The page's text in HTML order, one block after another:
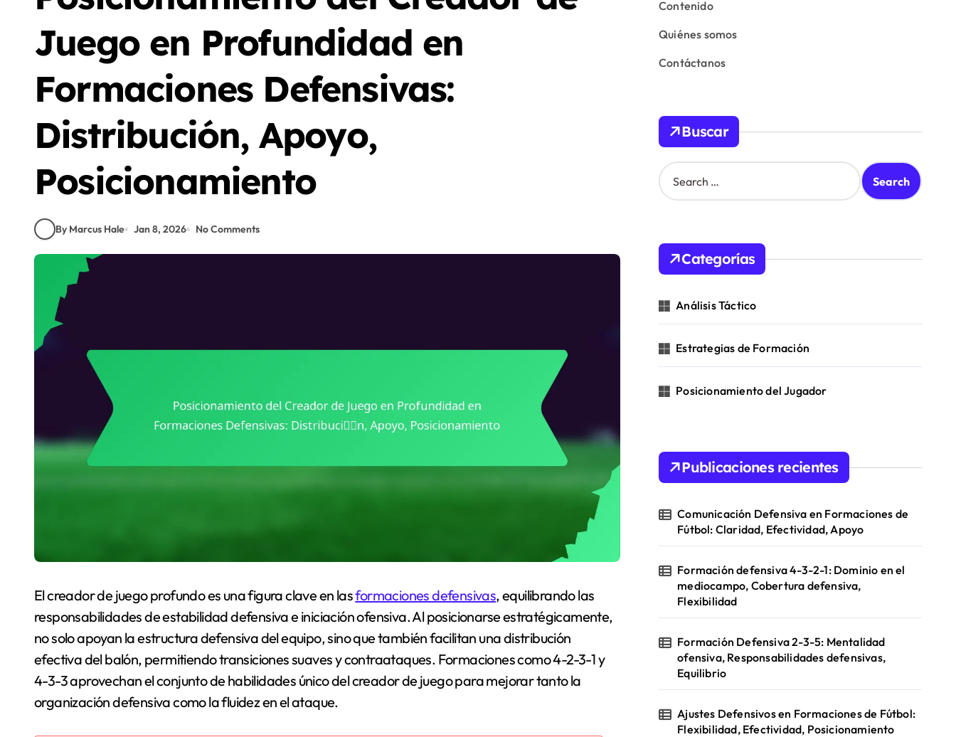
Juego en Profundidad en
Formaciones Defensivas:
Distribución, Apoyo,
Posicionamiento
By Marcus Hale Jan 8, 2026 No Comments
El creador de juego profundo es una figura clave en lasformaciones defensivas, equilibrando las
responsabilidades de estabilidad defensiva e iniciación ofensiva. Al posicionarse estratégicamente,
no solo apoyan la estructura defensiva del equipo, sino que también facilitan una distribución
efectiva del balón, permitiendo transiciones suaves y contraataques. Formaciones como 4-2-3-1 y
4-3-3 aprovechan el conjunto de habilidades único del creador de juego para mejorar tanto la
organización defensiva como la fluidez en el ataque.
Contenido
Quiénes somos
Contáctanos
Buscar
S
e
h
o
:
Categorías
Análisis Táctico
Estrategias de Formación
Posicionamiento del Jugador
Publicaciones recientes
Comunicación Defensiva en Formaciones de
Fútbol: Claridad, Efectividad, Apoyo
Formación defensiva 4-3-2-1: Dominio en el
mediocampo, Cobertura defensiva,
Flexibilidad
Formación Defensiva 2-3-5: Mentalidad
ofensiva, Responsabilidades defensivas,
Equilibrio
Ajustes Defensivos en Formaciones de Fútbol:
Flexibilidad, Efectividad, Posicionamiento